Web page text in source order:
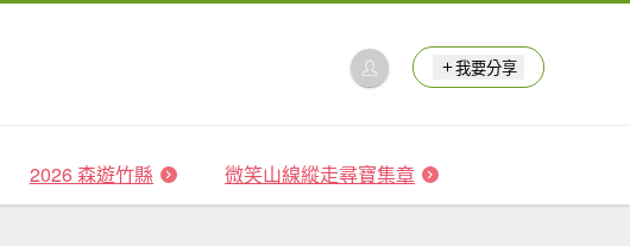
我要分享
2026 森遊竹縣 微笑山線縱走尋寶集章